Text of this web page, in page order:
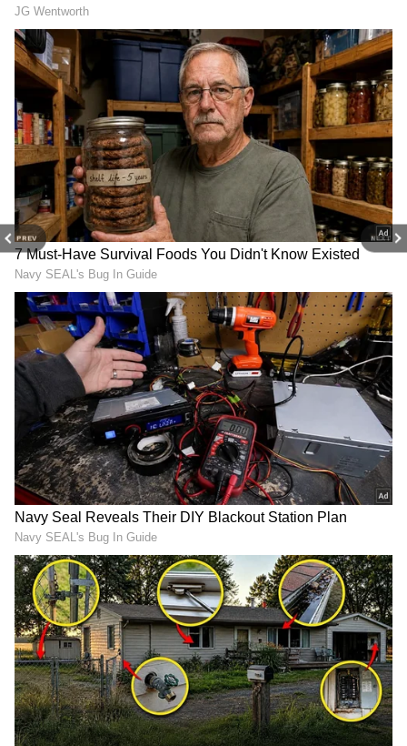
PREV NEXT
Image Credit :Gemini AI
பறவைகளுக்கு எப்படி 'ஏரோடைனமிக்ஸ்'
தெரியும்!
வலசைப் பறவைகள் 'V' வடிவத்தில் பறக்க
முக்கிய காரணம், காற்றின் அழுத்தத்தைக்
குறைப்பதுதான். காற்றைக் கிழித்து
வேகமாக முன்னேற, பறவைகள்
'ஏரோடைனமிக்ஸ்' விதியைப்
பின்பற்றுகின்றன. கூட்டத்தில் முன்னால்
செல்லும் லீடர் பறவை, காற்றின்
அழுத்தத்தைத் தாங்கிக்கொண்டு மற்ற
பறவைகளின் சுமையைக் குறைக்கிறது.
இந்த அறிவியலைப்
பயன்படுத்துவதால்தான், சில பறவைக்
கூட்டங்கள் லட்சக்கணக்கான
கிலோமீட்டர்கள் பயணிப்பதாக
விஞ்ஞானிகள் கண்டறிந்துள்ளனர். '
V' வடிவத்தில் பறக்கும்போது, முன்னால்
உள்ள லீடர் பறவை தன் இறக்கைகளை
வேகமாக அடிக்கும். அப்போது அதன்
இறக்கை முனைகளிலிருந்து காற்று